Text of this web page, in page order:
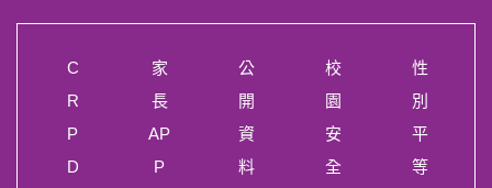
C
R
P
D
家
長
AP
P
公
開
資
料
校
園
安
全
性
別
平
等